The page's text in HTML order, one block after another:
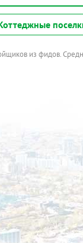
из фидов.